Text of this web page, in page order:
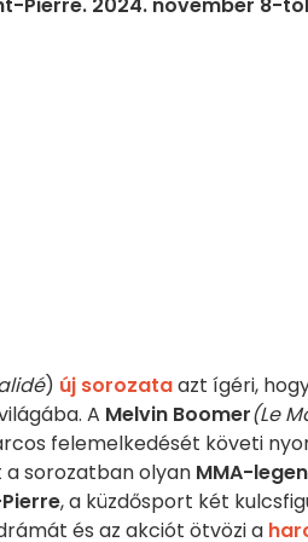
) új sorozataazt ígéri,
A Melvin Boomer(Le
felemelkedését követi
sorozatban olyan MMA-
, a küzdősport két
és az akciót ötvözi a